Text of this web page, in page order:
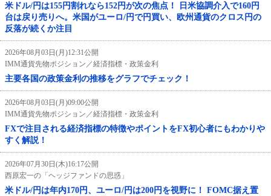
米ドル/円は155円割れなら152円が次の焦点！ 日米協調介入で160円
台は戻り売りへ。米国がユーロ/円で円買い、欧州通貨のクロス円の
反落が続くか注目
2026年08月03日(月)12:31公開
IMM通貨先物ポジション／経済指標・政策金利
主要各国の政策金利の推移をグラフでチェック！
2026年08月03日(月)09:00公開
IMM通貨先物ポジション／経済指標・政策金利
FXで注目される経済指標の特徴やポイントをFX初心者にもわかりや
すく解説！
2026年07月30日(木)16:17公開
西原宏一の「ヘッジファンドの思惑」
米ドル/円は年内170円、ユーロ/円は200円を視野に！ FOMC据え置